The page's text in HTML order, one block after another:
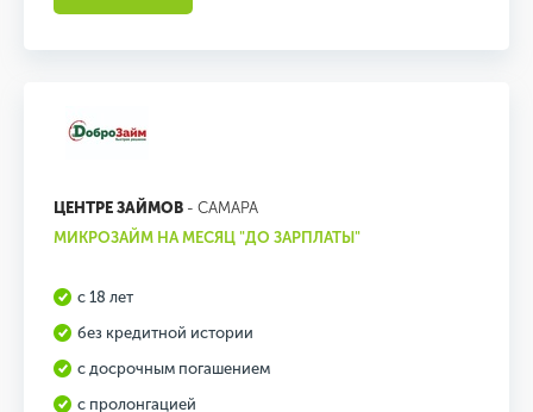
ЦЕНТРЕ ЗАЙМОВ - САМАРА
МИКРОЗАЙМ НА МЕСЯЦ "ДО ЗАРПЛАТЫ"
с 18 лет
без кредитной истории
с досрочным погашением
с пролонгацией